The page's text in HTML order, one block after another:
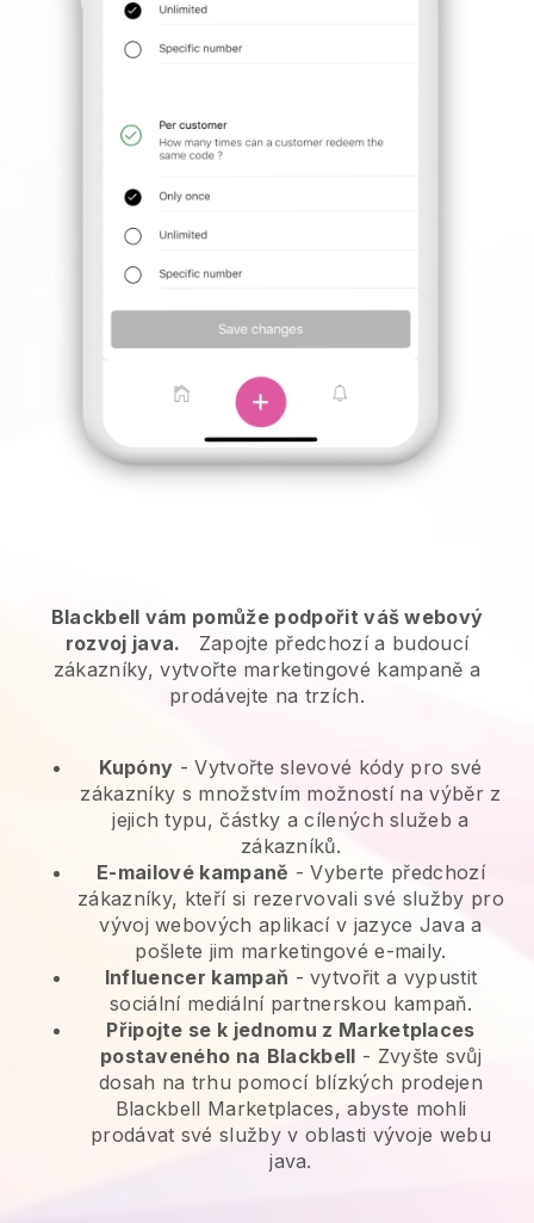
Blackbell vám pomůže podpořit váš webový
rozvoj java.
Zapojte předchozí a budoucí
zákazníky, vytvořte marketingové kampaně a
prodávejte na trzích.
Kupóny - Vytvořte slevové kódy pro své
zákazníky s množstvím možností na výběr z
jejich typu, částky a cílených služeb a
zákazníků.
E-mailové kampaně -Vyberte předchozí
zákazníky, kteří si rezervovali své služby pro
vývoj webových aplikací v jazyce Java a
pošlete jim marketingové e-maily.
Influencer kampaň - vytvořit a vypustit
sociální mediální partnerskou kampaň.
Připojte se k jednomu z Marketplaces
postaveného na Blackbell - Zvyšte svůj
dosah na trhu pomocí blízkých prodejen
Blackbell Marketplaces, abyste mohli
prodávat své služby v oblasti vývoje webu
java.